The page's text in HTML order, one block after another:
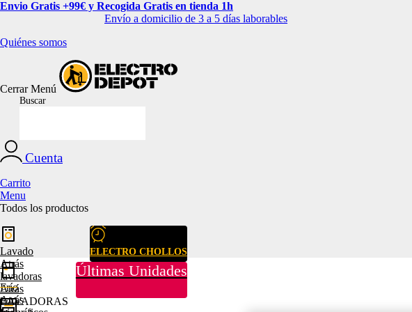
Envio Gratis +99€ y Recogida Gratis en tienda 1h
Envío a domicilio de 3 a 5 días laborables
Quiénes somos
CerrarMenú
Buscar
Cuenta
Carrito
Menu
Todos los productos
ELECTRO CHOLLOS
Últimas Unidades
Lavado
Atrás
lavadoras
Atrás
LAVADORAS
Frío
Atrás